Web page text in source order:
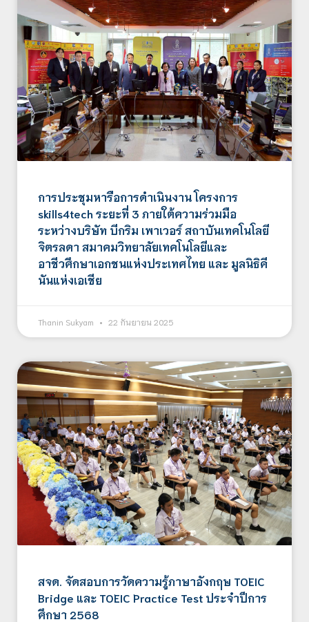
การประชุมหารือการดำเนินงาน โครงการ
skills4tech ระยะที่ 3 ภายใต้ความร่วมมือ
ระหว่างบริษัท บีกริม เพาเวอร์ สถาบันเทคโนโลยี
จิตรลดา สมาคมวิทยาลัยเทคโนโลยีและ
อาชีวศึกษาเอกชนแห่งประเทศไทย และ มูลนิธิคี
นันแห่งเอเชีย
Thanin Sukyam 22 กันยายน 2025
สจด. จัดสอบการวัดความรู้ภาษาอังกฤษ TOEIC
Bridge และ TOEIC Practice Test ประจำปีการ
ศึกษา 2568